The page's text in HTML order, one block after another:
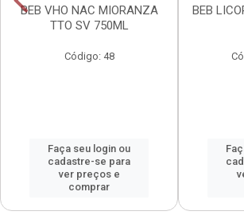
BEB VHO NAC MIORANZA
TTO SV 750ML
Código: 48
Faça seu login ou
cadastre-se para
ver preços e
comprar
BEB